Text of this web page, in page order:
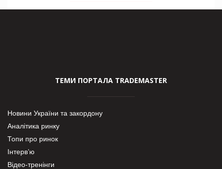
ТЕМИ ПОРТАЛА TRADEMASTER
Новини України та закордону
Аналітика ринку
Топи про ринок
Інтерв’ю
Відео-тренінги